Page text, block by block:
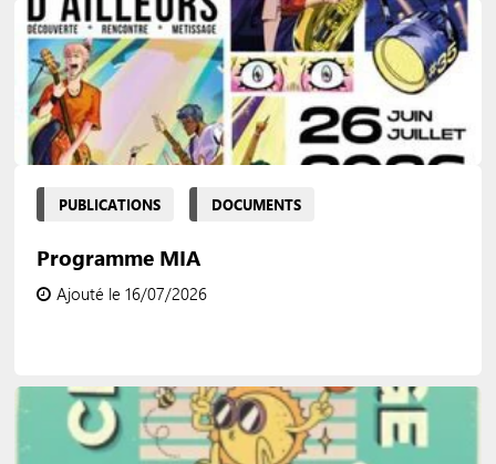
PUBLICATIONS DOCUMENTS
Programme MIA
Ajouté le 16/07/2026